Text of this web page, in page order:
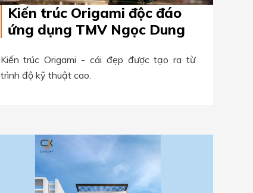
Kiến trúc Origami độc đáo
ứng dụng TMV Ngọc Dung
Kiến trúc Origami - cái đẹp được tạo ra từ
trình độ kỹ thuật cao.